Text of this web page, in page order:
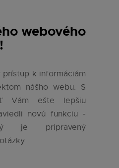
webového
k informáciám
nášho webu. S
Vám ešte lepšiu
novú funkciu -
je pripravený